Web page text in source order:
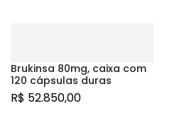
Brukinsa 80mg, caixa com
120 cápsulas duras
R$ 52.850,00